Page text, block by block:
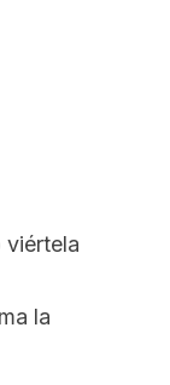
viértela
la